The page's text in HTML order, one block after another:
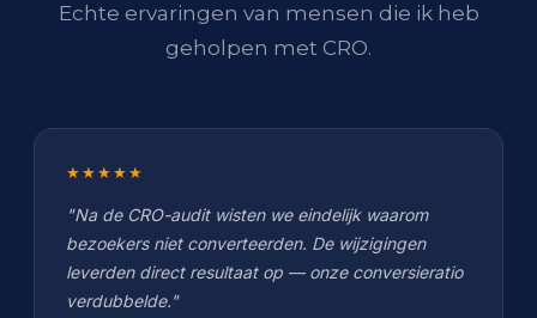
Echte ervaringen van mensen die ik heb
geholpen met CRO.
★★★★★
"Na de CRO-audit wisten we eindelijk waarom
bezoekers niet converteerden. De wijzigingen
leverden direct resultaat op — onze conversieratio
verdubbelde."